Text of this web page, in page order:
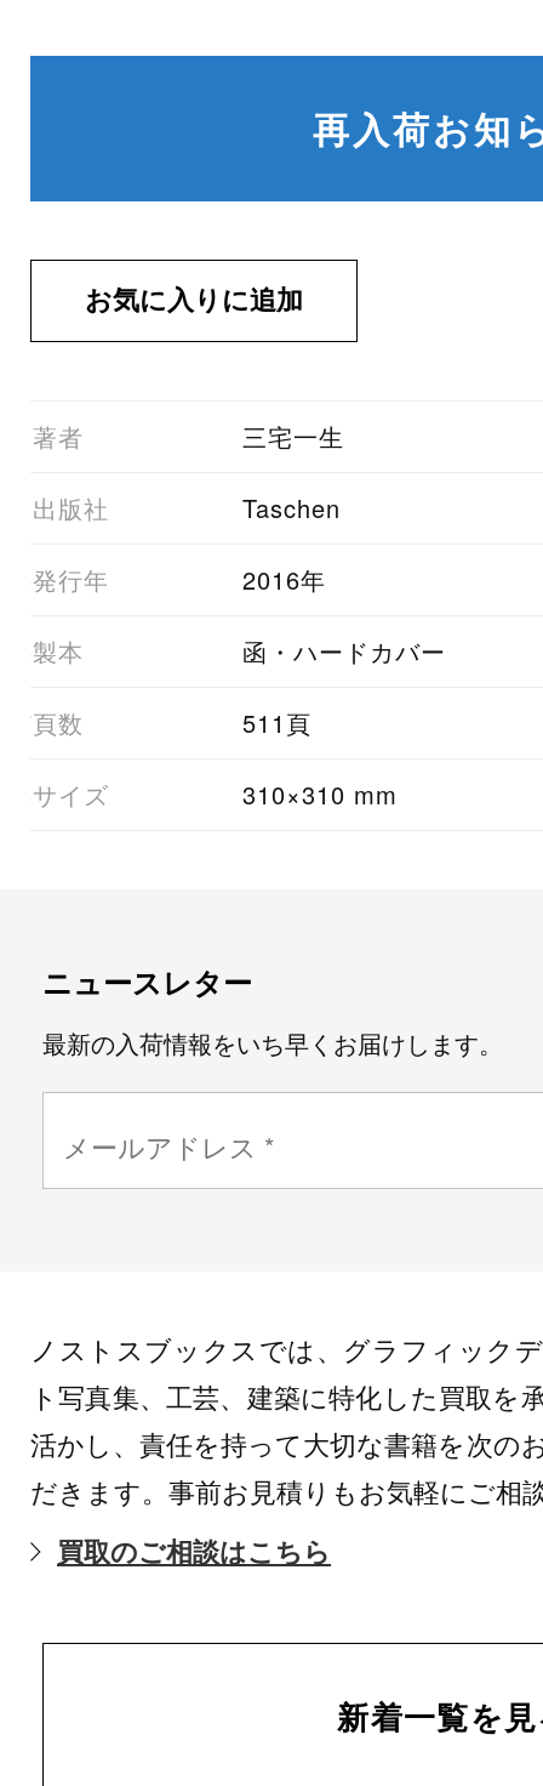
再入荷お知
01著者 三宅一生
03出版社 Taschen
05発行年 2016年
06製本 函・ハードカバー
07頁数 511頁
08サイズ 310×310 mm
ニュースレター
最新の入荷情報をいち早くお届けします。
ノストスブックスでは、グラフィック
ト写真集、工芸、建築に特化した買取を
活かし、責任を持って大切な書籍を次の
だきます。事前お見積りもお気軽にご相
買取のご相談はこちら
新着一覧を